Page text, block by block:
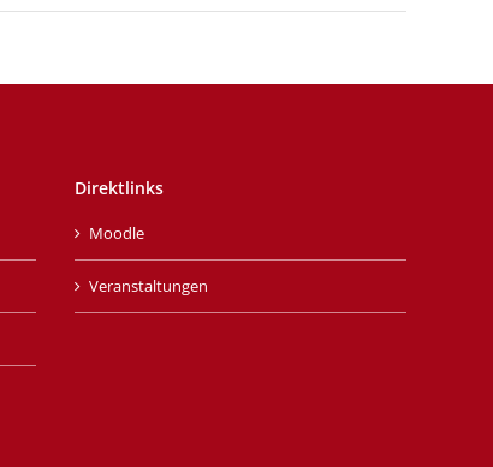
Direktlinks
Moodle
Veranstaltungen